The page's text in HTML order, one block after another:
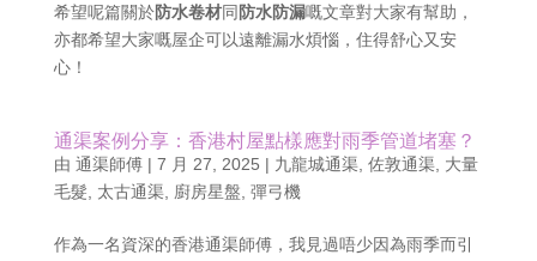
希望呢篇關於防水卷材同 防水防漏嘅文章對大家有幫助，
亦都希望大家嘅屋企可以遠離漏水煩惱，住得舒心又安
心！
通渠案例分享：香港村屋點樣應對雨季管道堵塞？
由 通渠師傅| 7 月 27, 2025 | 九龍城通渠, 佐敦通渠, 大量
毛髮
太古通渠, 廚房星盤 彈弓機
作為一名資深的香港通渠師傅，我見過唔少因為雨季而引